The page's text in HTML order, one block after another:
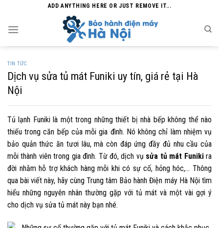
content
ADD ANYTHING HERE OR JUST REMOVE IT...
TIN TỨC
Dịch vụ sửa tủ mát Funiki uy tín, giá rẻ tại Hà
Nội
Tủ lạnh Funiki là một trong những thiết bị nhà bếp không thể nào
thiếu trong căn bếp của mỗi gia đình. Nó không chỉ làm nhiệm vụ
bảo quản thức ăn tươi lâu, mà còn đáp ứng đầy đủ nhu cầu của
mỗi thành viên trong gia đình. Từ đó, dịch vụ sửa tủ mát Funikira
đời nhằm hỗ trợ khách hàng mỗi khi có sự cố, hỏng hóc,… Thông
qua bài viết này, hãy cùng Trung tâm Bảo hành Điện máy Hà Nộitìm
hiểu những nguyên nhân thường gặp với tủ mát và một vài gợi ý
cho dịch vụ sửa tủ mát này bạn nhé.